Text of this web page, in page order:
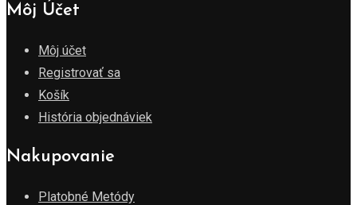
Môj Účet
Môj účet
Registrovať sa
Košík
História objednáviek
Nakupovanie
Platobné Metódy